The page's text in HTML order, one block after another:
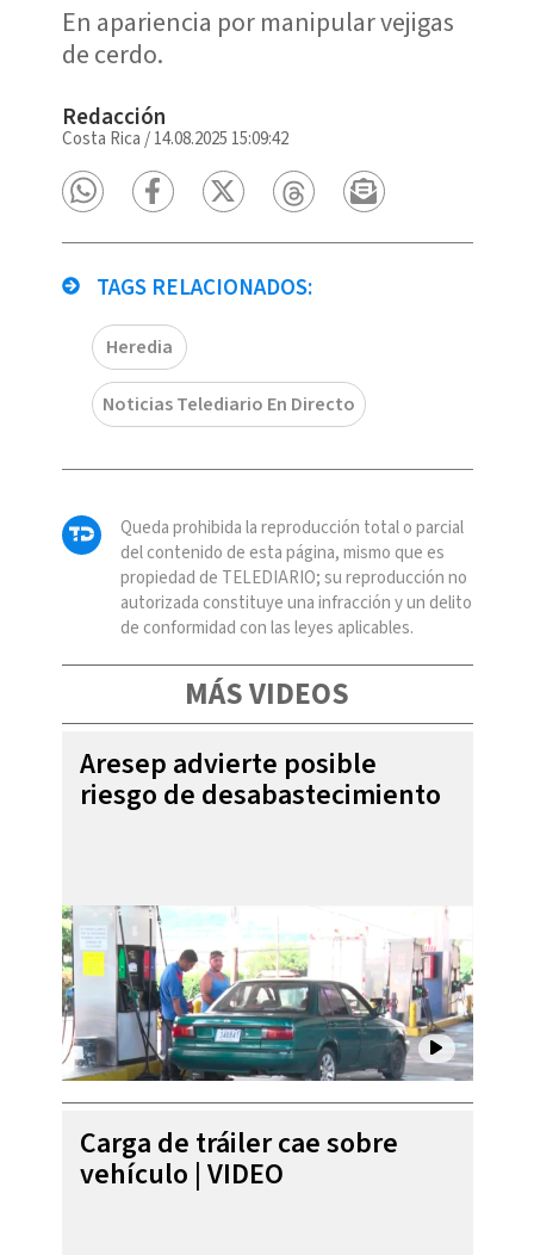
En apariencia por manipular vejigas
de cerdo.
Redacción
Costa Rica /14.08.2025 15:09:42
TAGS RELACIONADOS:
Heredia
Noticias Telediario En Directo
Queda prohibida la reproducción total o parcial
del contenido de esta página, mismo que es
propiedad de TELEDIARIO; su reproducción no
autorizada constituye una infracción y un delito
de conformidad con las leyes aplicables.
MÁS VIDEOS
Aresep advierte posible
riesgo de desabastecimiento
Carga de tráiler cae sobre
vehículo | VIDEO